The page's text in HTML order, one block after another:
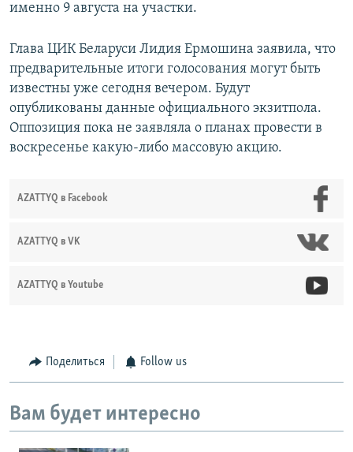
именно 9 августа на участки.
Глава ЦИК Беларуси Лидия Ермошина заявила, что
предварительные итоги голосования могут быть
известны уже сегодня вечером. Будут
опубликованы данные официального экзитпола.
Оппозиция пока не заявляла о планах провести в
воскресенье какую-либо массовую акцию.
AZATTYQ в Facebook
AZATTYQ в VK
AZATTYQ в Youtube
Поделиться Follow us
Вам будет интересно